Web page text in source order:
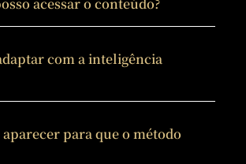
acessar o conteúdo?
com a inteligência
para que o método